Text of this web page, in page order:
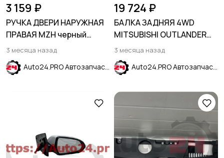
3 159 ₽
РУЧКА ДВЕРИ НАРУЖНАЯ
ПРАВАЯ MZH черный
HYUNDAI SOLARIS 2017-
2024
3 месяца назад
Auto24.PRO Автозапчасти
19 724 ₽
БАЛКА ЗАДНЯЯ 4WD
MITSUBISHI OUTLANDER
CU 2001-2008
3 месяца назад
Auto24.PRO Автозапчасти